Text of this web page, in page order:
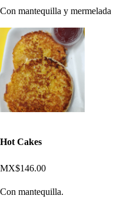
Con mantequilla y mermelada
Hot Cakes
MX$146.00
Con mantequilla.